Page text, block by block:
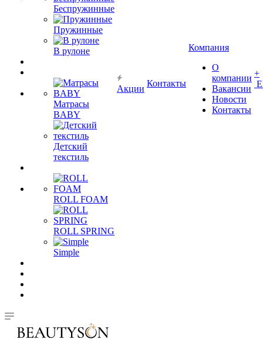
Беспружинные
Пружинные
В рулоне
Матрасы
BABY
Детский
текстиль
ROLL FOAM
ROLL SPRING
Simple
Акции
Контакты
Компания
О
компании
Вакансии
Новости
Контакты
+